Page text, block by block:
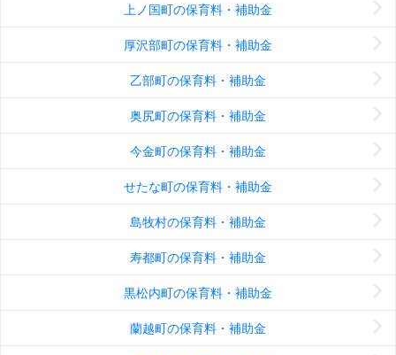
上ノ国町の保育料・補助金
厚沢部町の保育料・補助金
乙部町の保育料・補助金
奥尻町の保育料・補助金
今金町の保育料・補助金
せたな町の保育料・補助金
島牧村の保育料・補助金
寿都町の保育料・補助金
黒松内町の保育料・補助金
蘭越町の保育料・補助金